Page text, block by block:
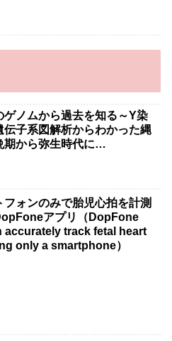
ゲノムから過去を知る～Y染
伝子系図解析からわかった縄
期から弥生時代に…
フォンのみで胎児心拍を計測
アプリ（DopFone
accurately track fetal heart
only a smartphone）